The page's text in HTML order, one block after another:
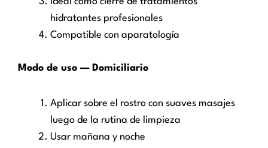
hidratantes profesionales
Compatible con aparatología
Modo de uso — Domiciliario
Aplicar sobre el rostro con suaves masajes
luego de la rutina de limpieza
Usar mañana y noche